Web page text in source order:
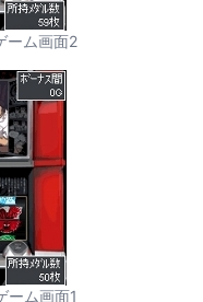
ーム画面2
ーム画面1